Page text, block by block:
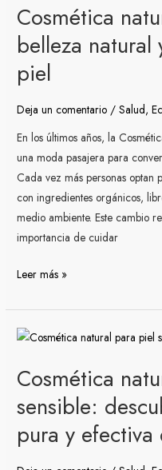
Cosmética
belleza natural
piel
Deja un comentario /Salud,
En los últimos años, la
una moda pasajera para
Cada vez más personas optan
con ingredientes orgánicos,
medio ambiente. Este cambio
importancia de cuidar
sostenible:
belleza
natural
y
para
tu
piel
Leer más »
Cosmética
sensible:
pura y
Cosmética
para
sensible:
descubre